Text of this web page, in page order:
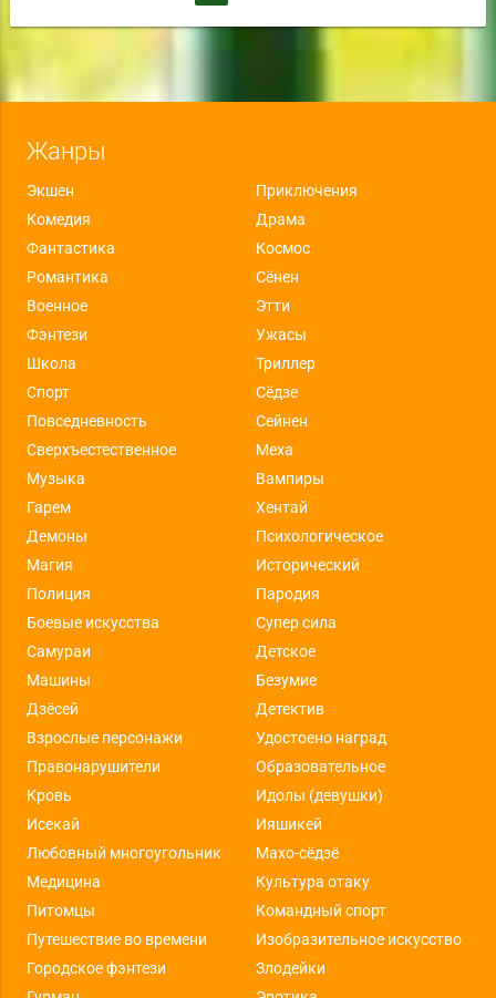
Жанры
Экшен
Приключения
Комедия
Драма
Фантастика
Космос
Романтика
Сёнен
Военное
Этти
Фэнтези
Ужасы
Школа
Триллер
Спорт
Сёдзе
Повседневность
Сейнен
Сверхъестественное
Меха
Музыка
Вампиры
Гарем
Хентай
Демоны
Психологическое
Магия
Исторический
Полиция
Пародия
Боевые искусства
Супер сила
Самураи
Детское
Машины
Безумие
Дзёсей
Детектив
Взрослые персонажи
Удостоено наград
Правонарушители
Образовательное
Кровь
Идолы (девушки)
Исекай
Ияшикей
Любовный многоугольник
Махо-сёдзё
Медицина
Культура отаку
Питомцы
Командный спорт
Путешествие во времени
Изобразительное искусство
Городское фэнтези
Злодейки